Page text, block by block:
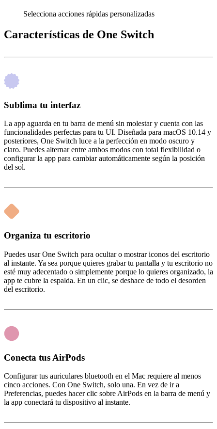
Selecciona acciones rápidas personalizadas
Características de One Switch
Sublima tu interfaz
La app aguarda en tu barra de menú sin molestar y cuenta con las
funcionalidades perfectas para tu UI. Diseñada para macOS 10.14 y
posteriores, One Switch luce a la perfección en modo oscuro y
claro. Puedes alternar entre ambos modos con total flexibilidad o
configurar la app para cambiar automáticamente según la posición
del sol.
Organiza tu escritorio
Puedes usar One Switch para ocultar o mostrar iconos del escritorio
al instante. Ya sea porque quieres grabar tu pantalla y tu escritorio no
esté muy adecentado o simplemente porque lo quieres organizado, la
app te cubre la espalda. En un clic, se deshace de todo el desorden
del escritorio.
Conecta tus AirPods
Configurar tus auriculares bluetooth en el Mac requiere al menos
cinco acciones. Con One Switch, solo una. En vez de ir a
Preferencias, puedes hacer clic sobre AirPods en la barra de menú y
la app conectará tu dispositivo al instante.